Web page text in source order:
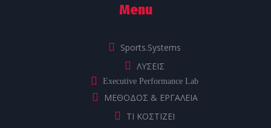
Menu
Sports.Systems
ΛΥΣΕΙΣ
Executive Performance Lab
ΜΕΘΟΔΟΣ & ΕΡΓΑΛΕΙΑ
ΤΙ ΚΟΣΤΙΖΕΙ